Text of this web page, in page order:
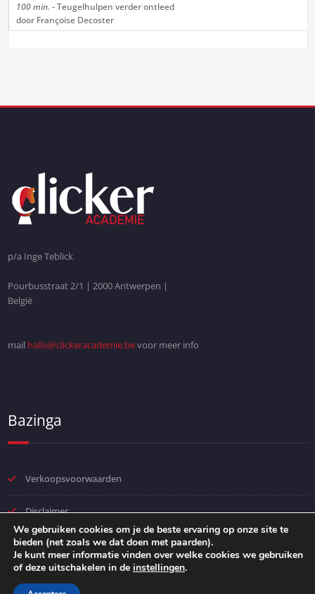
100 min. - Teugelhulpen verder ontleed
door Françoise Decoster
p/a Inge Teblick
Pourbusstraat 2/1 | 2000 Antwerpen |
België
mail hallo@clickeracademie.bevoor meer info
Bazinga
Verkoopsvoorwaarden
Disclaimer
Privacybeleid
We gebruiken cookies om je de beste ervaring op onze site te
bieden (net zoals we dat doen met paarden).
Je kunt meer informatie vinden over welke cookies we gebruiken
of deze uitschakelen in de instellingen.